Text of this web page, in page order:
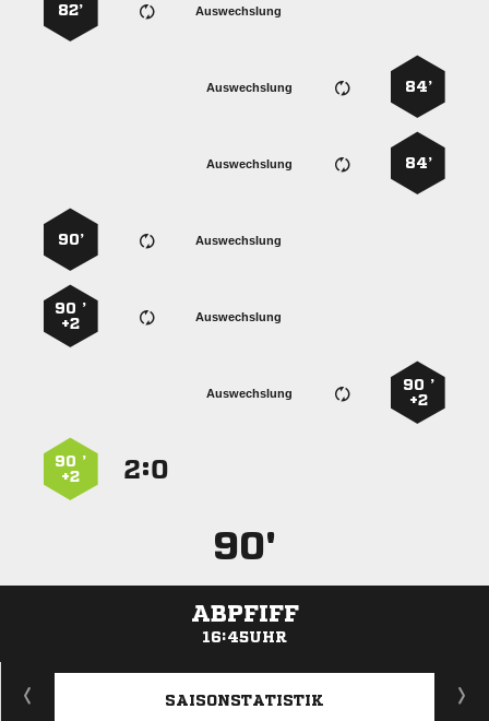
Auswechslung
82’
84’
Auswechslung
84’
Auswechslung
Auswechslung
90’
Auswechslung
90 ’
+2
90 ’
+2
Auswechslung
:
90 ’
+2
90'
ABPFIFF
16:45UHR
ANZEIGE
SAISONSTATISTIK